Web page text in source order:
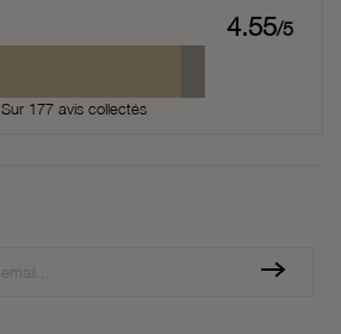
4.55/5
Sur 177 avis collectés